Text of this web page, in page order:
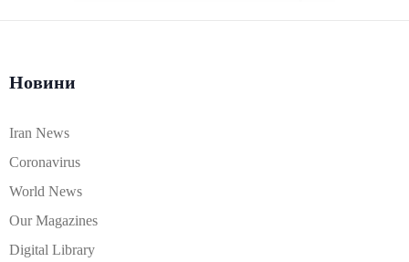
Новини
Iran News
Coronavirus
World News
Our Magazines
Digital Library